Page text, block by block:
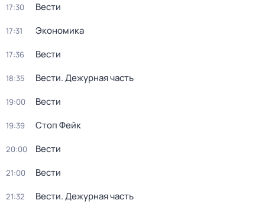
17:30 Вести
17:31 Экономика
17:36 Вести
18:35 Вести. Дежурная часть
19:00 Вести
19:39 Стоп Фейк
20:00 Вести
21:00 Вести
21:32 Вести. Дежурная часть